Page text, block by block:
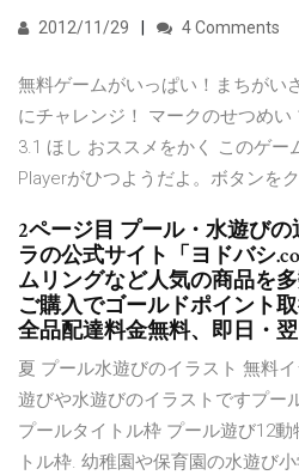
2012/11/29 4 Comments
無料ゲームがいっぱい！まちがい
にチャレンジ！ マークのせつめい
3.1 ほし おススメをかく このゲー
Playerがひつようだよ。ボタンを
2ページ目 プール・水遊び
ラの公式サイト「ヨドバシ
ムリングなど人気の商品を
ご購入でゴールドポイント
全品配達料金無料、即日・翌
夏 プール水遊びのイラスト 無料
遊びや水遊びのイラストですプー
プールタイトル枠 プール遊び12
トル枠. 幼稚園や保育園の水遊び